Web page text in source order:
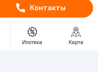
Контакты
Ипотека Карта